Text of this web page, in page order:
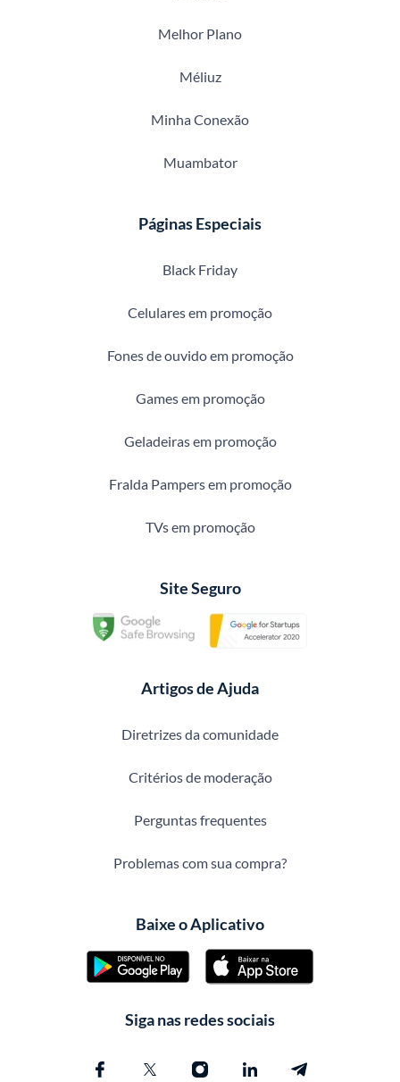
Melhor Plano
Méliuz
Minha Conexão
Muambator
Páginas Especiais
Black Friday
Celulares em promoção
Fones de ouvido em promoção
Games em promoção
Geladeiras em promoção
Fralda Pampers em promoção
TVs em promoção
Site Seguro
Artigos de Ajuda
Diretrizes da comunidade
Critérios de moderação
Perguntas frequentes
Problemas com sua compra?
Baixe o Aplicativo
Siga nas redes sociais